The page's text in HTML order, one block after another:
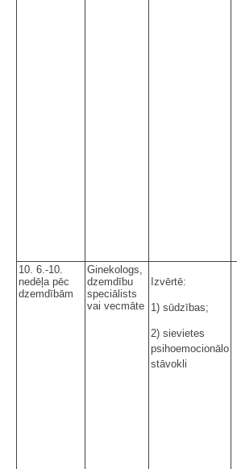
10. 6.-10.
nedēļa pēc
dzemdībām
Ginekologs,
dzemdību
speciālists
vai vecmāte
Izvērtē:
1) sūdzības;
2) sievietes
psihoemocionālo
stāvokli